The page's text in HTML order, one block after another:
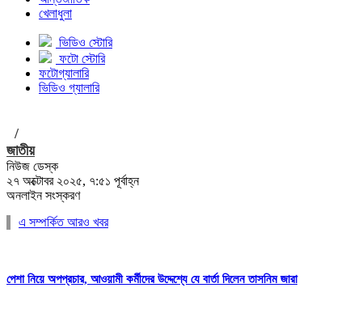
খেলাধুলা
ভিডিও স্টোরি
ফটো স্টোরি
ফটোগ্যালারি
ভিডিও গ্যালারি
/
জাতীয়
নিউজ ডেস্ক
২৭ অক্টোবর ২০২৫, ৭:৫১ পূর্বাহ্ন
অনলাইন সংস্করণ
এ সম্পর্কিত আরও খবর
পেশা নিয়ে অপপ্রচার, আওয়ামী কর্মীদের উদ্দেশ্যে যে বার্তা দিলেন তাসনিম জারা